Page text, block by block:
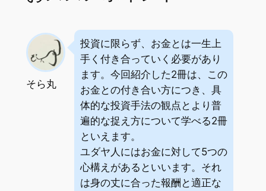
そら丸
投資に限らず、お金とは一生上
手く付き合っていく必要があり
ます。今回紹介した2冊は、この
お金との付き合い方につき、具
体的な投資手法の観点とより普
遍的な捉え方について学べる2冊
といえます。
ユダヤ人にはお金に対して5つの
心構えがあるといいます。それ
は身の丈に合った報酬と適正な